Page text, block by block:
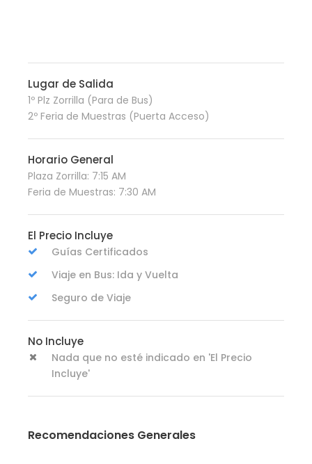
Lugar de Salida
1º Plz Zorrilla (Para de Bus)
2º Feria de Muestras (Puerta Acceso)
Horario General
Plaza Zorrilla: 7:15 AM
Feria de Muestras: 7:30 AM
El Precio Incluye
Guías Certificados
Viaje en Bus: Ida y Vuelta
Seguro de Viaje
No Incluye
Nada que no esté indicado en 'El Precio
Incluye'
Recomendaciones Generales